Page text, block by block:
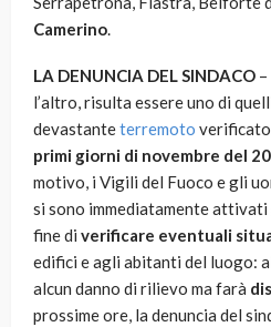
Camerino.
LA DENUNCIA DEL SINDACO
l’altro, risulta essere uno di
devastanteterremoto
primi giorni di novembre del
motivo, i Vigili del Fuoco e gli
si sono immediatamente
fine di verificare eventuali
edifici e agli abitanti del luogo:
alcun danno di rilievo ma farà
prossime ore, la denuncia del